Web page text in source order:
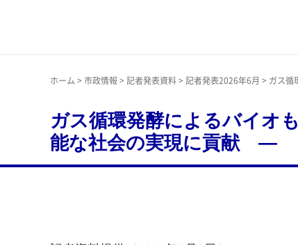
ホーム > 市政情報 > 記者発表資料> 記者発表2026年6月 > ガス
ガス循環発酵によるバイ
能な社会の実現に貢献 ―